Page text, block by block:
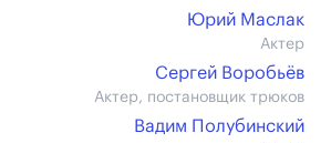
Юрий Маслак
Актер
Сергей Воробьёв
Актер, постановщик трюков
Вадим Полубинский